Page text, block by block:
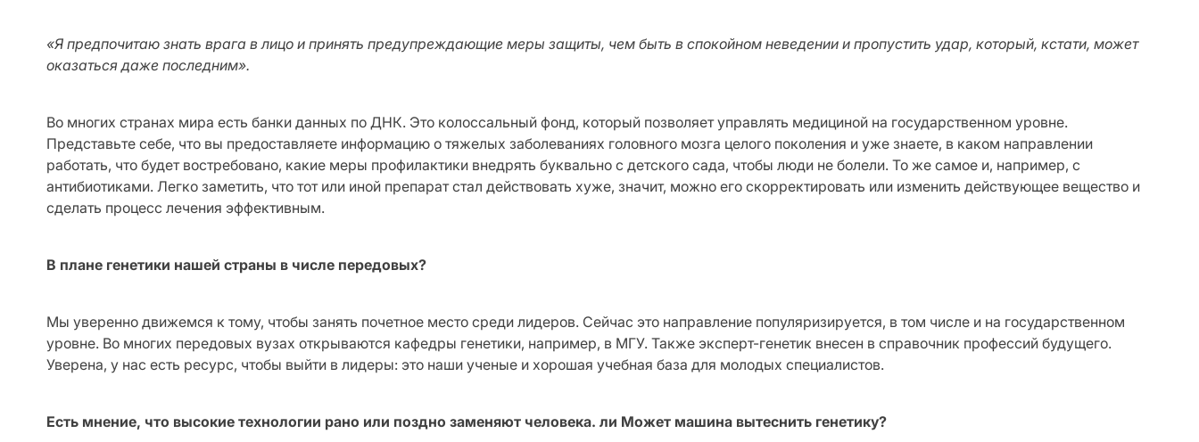
«Я предпочитаю знать врага в лицо и принять предупреждающие меры защиты, чем быть в спокойном неведении и пропустить удар, который, кстати, может
оказаться даже последним».
Во многих странах мира есть банки данных по ДНК. Это колоссальный фонд, который позволяет управлять медициной на государственном уровне.
Представьте себе, что вы предоставляете информацию о тяжелых заболеваниях головного мозга целого поколения и уже знаете, в каком направлении
работать, что будет востребовано, какие меры профилактики внедрять буквально с детского сада, чтобы люди не болели. То же самое и, например, с
антибиотиками. Легко заметить, что тот или иной препарат стал действовать хуже, значит, можно его скорректировать или изменить действующее вещество и
сделать процесс лечения эффективным.
В плане генетики нашей страны в числе передовых?
Мы уверенно движемся к тому, чтобы занять почетное место среди лидеров. Сейчас это направление популяризируется, в том числе и на государственном
уровне. Во многих передовых вузах открываются кафедры генетики, например, в МГУ. Также эксперт-генетик внесен в справочник профессий будущего.
Уверена, у нас есть ресурс, чтобы выйти в лидеры: это наши ученые и хорошая учебная база для молодых специалистов.
Есть мнение, что высокие технологии рано или поздно заменяют человека. ли Может машина вытеснить генетику?